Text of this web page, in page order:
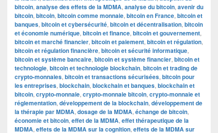
bitcoin, analyse des effets de la MDMA, analyse du bitcoin, avenir du
bitcoin, bitcoin, bitcoin comme monnaie, bitcoin en France, bitcoin et
banques, bitcoin et cybersécurité, bitcoin et décentralisation, bitcoin
et économie numérique, bitcoin et finance, bitcoin et gouvernement,
bitcoin et marché financier, bitcoin et paiement, bitcoin et régulation,
bitcoin et régulation financière, bitcoin et sécurité informatique,
bitcoin et système bancaire, bitcoin et système financier, bitcoin et
technologie, bitcoin et technologie blockchain, bitcoin et trading de
crypto-monnaies, bitcoin et transactions sécurisées, bitcoin pour
les entreprises, blockchain, blockchain et banques, blockchain et
bitcoin, crypto-monnaie, crypto-monnaie bitcoin, crypto-monnaie et
réglementation, développement de la blockchain, développement de
la thérapie par MDMA, dosage de la MDMA, échange de bitcoin,
économie et bitcoin, effet de la MDMA, effet thérapeutique de la
MDMA, effets de la MDMA sur la cognition, effets de la MDMA sur